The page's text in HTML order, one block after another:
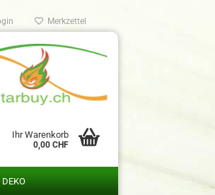
Merkzettel
Ihr Warenkorb
0,00 CHF
DEKO